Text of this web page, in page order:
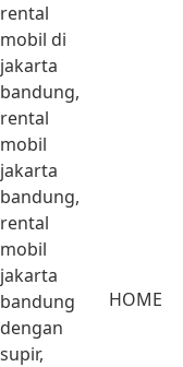
rental
mobil di
jakarta
bandung,
rental
mobil
jakarta
bandung,
rental
mobil
jakarta
bandung
dengan
supir,
HOME